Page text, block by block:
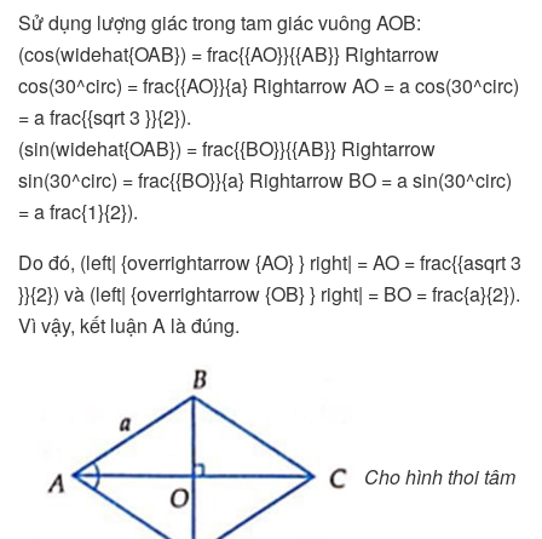
Sử dụng lượng giác trong tam giác vuông AOB:
(cos(widehat{OAB}) = frac{{AO}}{{AB}} Rightarrow
cos(30^circ) = frac{{AO}}{a} Rightarrow AO = a cos(30^circ)
= a frac{{sqrt 3 }}{2}).
(sin(widehat{OAB}) = frac{{BO}}{{AB}} Rightarrow
sin(30^circ) = frac{{BO}}{a} Rightarrow BO = a sin(30^circ)
= a frac{1}{2}).
Do đó, (left| {overrightarrow {AO} } right| = AO = frac{{asqrt 3
}}{2}) và (left| {overrightarrow {OB} } right| = BO = frac{a}{2}).
Vì vậy, kết luận A là đúng.
Cho hình thoi tâm